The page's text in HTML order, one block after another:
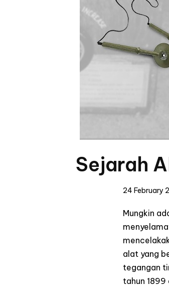
Sejarah
24 February
Mungkin
alat yang
tegangan
tahun